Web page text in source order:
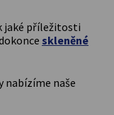
jaké příležitosti
skleněné
nabízíme naše